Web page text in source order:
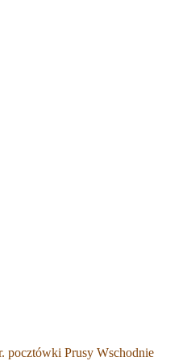
pocztówki Prusy Wschodnie